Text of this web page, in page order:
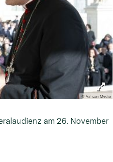
© Vatican Media
am 26. November